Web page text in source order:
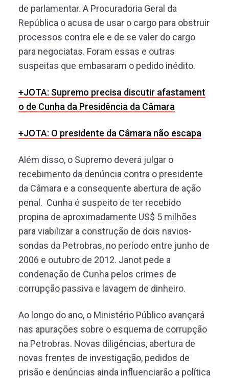
de parlamentar. A Procuradoria Geral da
República o acusa de usar o cargo para obstruir
processos contra ele e de se valer do cargo
para negociatas. Foram essas e outras
suspeitas que embasaram o pedido inédito.
+JOTA: Supremo precisa discutir afastament
o de Cunha da Presidência da Câmara
+JOTA: O presidente da Câmara não escapa
Além disso, o Supremo deverá julgar o
recebimento da denúncia contra o presidente
da Câmara e a consequente abertura de ação
penal. Cunha é suspeito de ter recebido
propina de aproximadamente US$ 5 milhões
para viabilizar a construção de dois navios-
sondas da Petrobras, no período entre junho de
2006 e outubro de 2012. Janot pede a
condenação de Cunha pelos crimes de
corrupção passiva e lavagem de dinheiro.
Ao longo do ano, o Ministério Público avançará
nas apurações sobre o esquema de corrupção
na Petrobras. Novas diligências, abertura de
novas frentes de investigação, pedidos de
prisão e denúncias ainda influenciarão a política